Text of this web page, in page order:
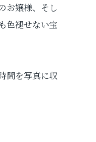
お嬢様、そし
色褪せない宝
間を写真に収